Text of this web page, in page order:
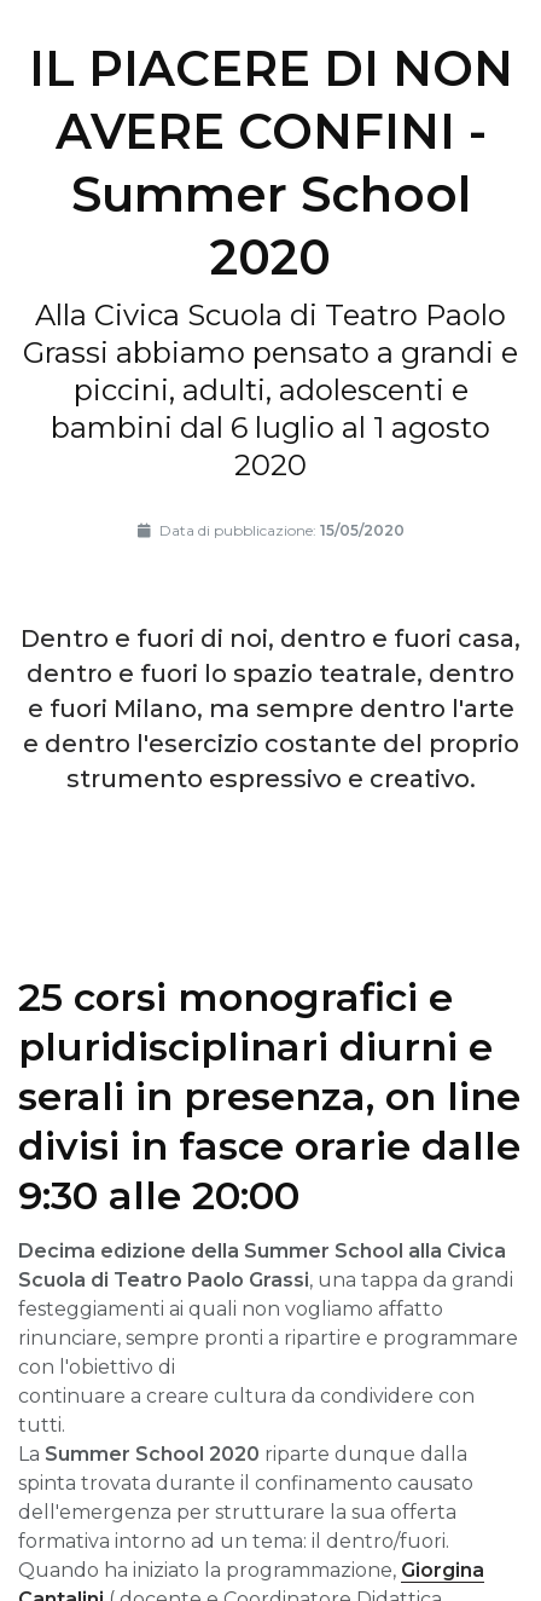
IL PIACERE DI NON
AVERE CONFINI -
Summer School
2020
Alla Civica Scuola di Teatro Paolo
Grassi abbiamo pensato a grandi e
piccini, adulti, adolescenti e
bambini dal 6 luglio al 1 agosto
2020
Data di pubblicazione: 15/05/2020
Dentro e fuori di noi, dentro e fuori casa,
dentro e fuori lo spazio teatrale, dentro
e fuori Milano, ma sempre dentro l'arte
e dentro l'esercizio costante del proprio
strumento espressivo e creativo.
25 corsi monografici e
pluridisciplinari diurni e
serali in presenza, on line
divisi in fasce orarie dalle
9:30 alle 20:00
Decima edizione della Summer School alla Civica
Scuola di Teatro Paolo Grassi, una tappa da grandi
festeggiamenti ai quali non vogliamo affatto
rinunciare, sempre pronti a ripartire e programmare
con l'obiettivo di
continuare a creare cultura da condividere con
tutti.
La Summer School 2020 riparte dunque dalla
spinta trovata durante il confinamento causato
dell'emergenza per strutturare la sua offerta
formativa intorno ad un tema: il dentro/fuori.
Quando ha iniziato la programmazione, Giorgina